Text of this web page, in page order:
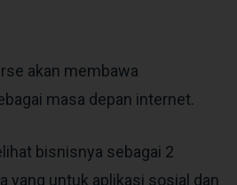
akan membawa
masa depan internet.
bisnisnya sebagai 2
yang untuk aplikasi sosial dan